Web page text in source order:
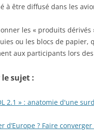
à être diffusé dans les
les « produits dérivés
ou les blocs de papier,
aux participants lors
sujet :
2.1 » : anatomie d'une
d’Europe ? Faire